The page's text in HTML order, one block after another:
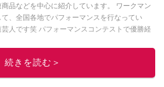
どを中心に紹介しています。 ワークマン
、全国各地でパフォーマンスを行なってい
コンテストで優勝経
さを感じでもらえるような動画を作成してい
ルークはこちら から！
続きを読む＞